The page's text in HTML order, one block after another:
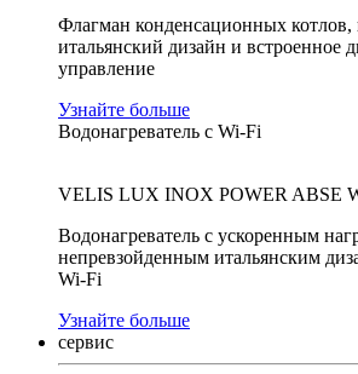
Флагман конденсационных
итальянский дизайн и встроенное
управление
Узнайте больше
Водонагреватель с Wi-Fi
VELIS LUX INOX POWER ABSE
Водонагреватель с ускоренным
непревзойденным итальянским
Wi-Fi
Узнайте больше
сервис